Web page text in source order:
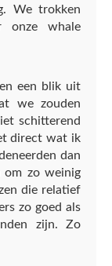
We trokken
onze whale
een blik uit
we zouden
schitterend
direct wat ik
dan
om zo weinig
die relatief
zo goed als
zijn. Zo